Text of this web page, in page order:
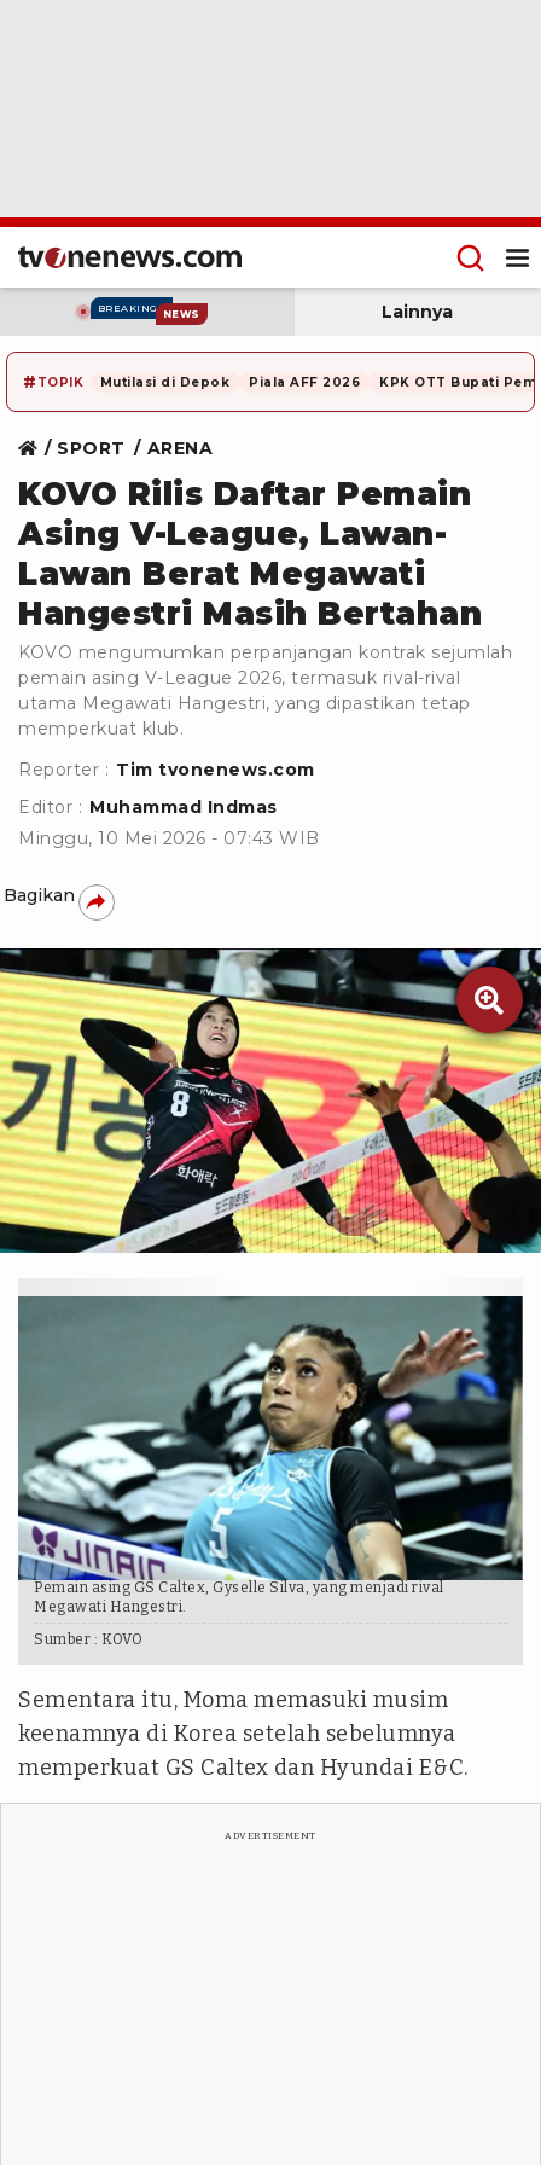
BREAKING NEWS Lainnya
# TOPIK Mutilasi di Depok Piala AFF 2026 KPK OTT Bupati
SPORT ARENA
KOVO Rilis Daftar Pemain
Asing V-League, Lawan-
Lawan Berat Megawati
Hangestri Masih Bertahan
KOVO mengumumkan perpanjangan kontrak sejumlah
pemain asing V-League 2026, termasuk rival-rival
utama Megawati Hangestri, yang dipastikan tetap
memperkuat klub.
Reporter : Tim tvonenews.com
Editor : Muhammad Indmas
Minggu, 10 Mei 2026 - 07:43 WIB
Bagikan

KOVO
Pemain asing GS Caltex, Gyselle Silva, yang menjadi rival
Megawati Hangestri.
Sumber : KOVO
Sementara itu, Moma memasuki musim
keenamnya di Korea setelah sebelumnya
memperkuat GS Caltex dan Hyundai E&C.
ADVERTISEMENT